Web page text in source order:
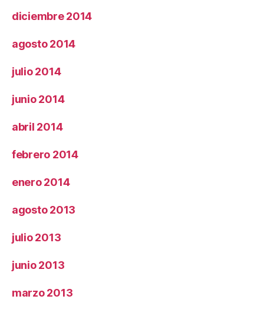
diciembre 2014
agosto 2014
julio 2014
junio 2014
abril 2014
febrero 2014
enero 2014
agosto 2013
julio 2013
junio 2013
marzo 2013